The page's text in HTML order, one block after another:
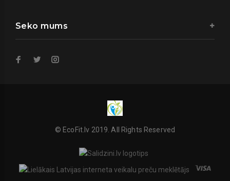
Seko mums
© EcoFit.lv 2019. All Rights Reserved